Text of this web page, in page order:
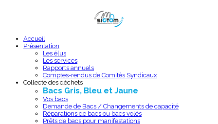
Accueil
Présentation
Les élus
Les services
Rapports annuels
Comptes-rendus de Comités Syndicaux
Collecte des déchets
Bacs Gris, Bleu et Jaune
Vos bacs
Demande de Bacs / Changements de capacité
Réparations de bacs ou bacs volés
Prêts de bacs pour manifestations